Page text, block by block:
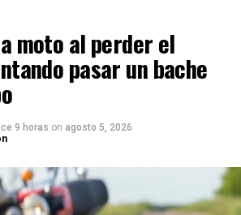
moto al perder el
pasar un bache
9 horas on agosto 5, 2026